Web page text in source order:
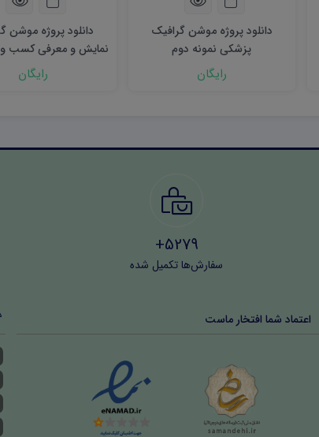
دانلود پروژه موشن گرافیک
پزشکی نمونه دوم
رایگان
دانلود پروژه موشن
نمایش و معرفی کسب و
دوم
رایگان
5279+
سفارش‌ها تکمیل شده
اعتماد شما افتخار ماست